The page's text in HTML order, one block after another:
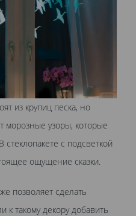
из крупиц песка, но
узоры, которые
с подсветкой
ощущение сказки.
позволяет сделать
к такому декору добавить